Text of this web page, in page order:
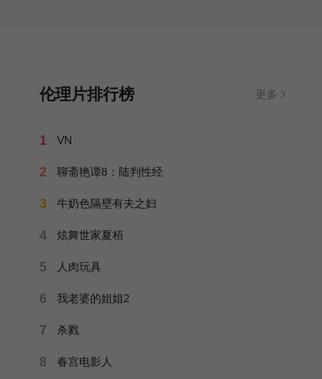
伦理片排行榜 更多
1 VN
2 聊斋艳谭8：陆判性经
3 牛奶色隔壁有夫之妇
4 炫舞世家夏栢
5 人肉玩具
6 我老婆的姐姐2
7 杀戮
8 春宫电影人